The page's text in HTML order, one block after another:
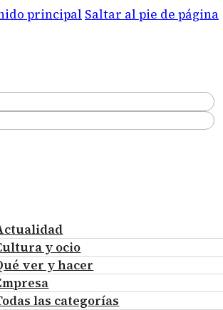
principal Saltar al pie de página
y ocio
ver y hacer
las categorías